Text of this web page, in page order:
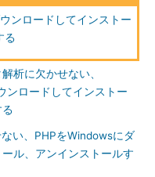
ンロードしてインストー
る
析に欠かせない、
ンロードしてインストー
い、PHPをWindowsにダ
ル、アンインストールす